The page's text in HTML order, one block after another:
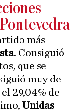
más
. Consiguió
que se
muy de
el 29,04% de
Unidas